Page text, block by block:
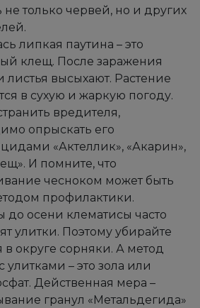
не только червей, но и других
липкая паутина – это
клещ. После заражения
листья высыхают. Растение
в сухую и жаркую погоду.
вредителя,
опрыскать его
«Актеллик», «Акарин»,
И помните, что
чесноком может быть
профилактики.
до осени клематисы часто
улитки. Поэтому убирайте
в округе сорняки. А метод
улитками – это зола или
Действенная мера –
гранул «Метальдегида»